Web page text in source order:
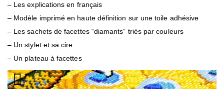
– Les explications en français
– Modèle imprimé en haute définition sur une toile adhésive
– Les sachets de facettes “diamants” triés par couleurs
– Un stylet et sa cire
– Un plateau à facettes
Lecteur
vidéo